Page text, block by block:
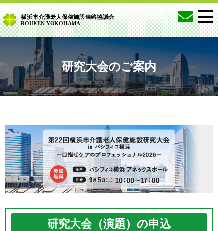
横浜市介護老人保健施設連絡協議会
ROUKEN YOKOHAMA
研究大会のご案内
研究大会（演題）の申込